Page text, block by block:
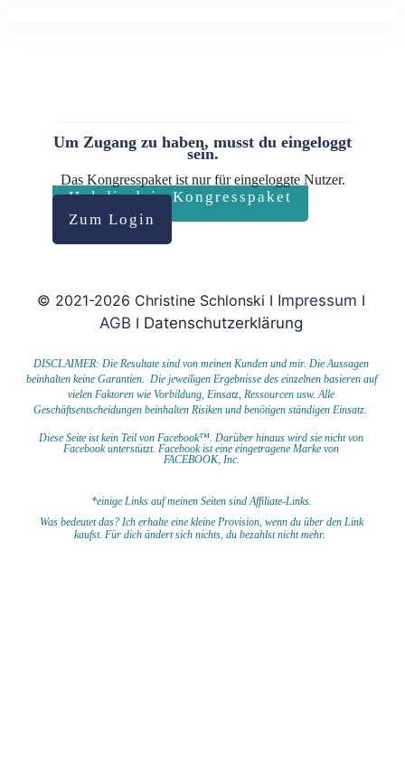
Um Zugang zu haben, musst du eingeloggt
sein.
Das Kongresspaket ist nur für eingeloggte Nutzer.
Hol dir dein Kongresspaket
Zum Login
© 2021-2026 Christine Schlonski I Impressum I
AGB I Datenschutzerklärung
DISCLAIMER: Die Resultate sind von meinen Kunden und mir. Die Aussagen
beinhalten keine Garantien. Die jeweiligen Ergebnisse des einzelnen basieren auf
vielen Faktoren wie Vorbildung, Einsatz, Ressourcen usw.Alle
Geschäftsentscheidungen beinhalten Risiken und benötigen ständigen Einsatz.
Diese Seite ist kein Teil von Facebook™. Darüber hinaus wird sie nicht von
Facebook unterstützt. Facebook ist eine eingetragene Marke von
FACEBOOK, Inc.
*einige Links auf meinen Seiten sind Affiliate-Links.
Was bedeutet das? Ich erhalte eine kleine Provision, wenn du über den Link
kaufst. Für dich ändert sich nichts, du bezahlst nicht mehr.